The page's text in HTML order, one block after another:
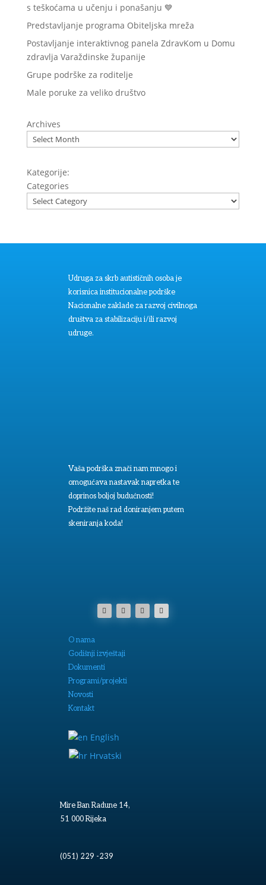
s teškoćama u učenju i ponašanju 💙
Predstavljanje programa Obiteljska mreža
Postavljanje interaktivnog panela ZdravKom u Domu
zdravlja Varaždinske županije
Grupe podrške za roditelje
Male poruke za veliko društvo
Archives
Kategorije:
Categories
Udruga za skrb autističnih osoba je
korisnica institucionalne podrške
Nacionalne zaklade za razvoj civilnoga
društva za stabilizaciju i/ili razvoj
udruge.
Vaša podrška znači nam mnogo i
omogućava nastavak napretka te
doprinos boljoj budućnosti!
Podržite naš rad doniranjem putem
skeniranja koda!
O nama
Godišnji izvještaji
Dokumenti
Programi/projekti
Novosti
Kontakt
English
Hrvatski
Mire Ban Radune 14,
51 000 Rijeka
(051) 229 -239